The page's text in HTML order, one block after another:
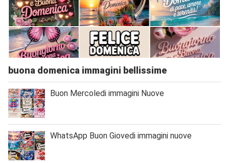
buona domenica immagini bellissime
Buon Mercoledi immagini Nuove
WhatsApp Buon Giovedi immagini nuove